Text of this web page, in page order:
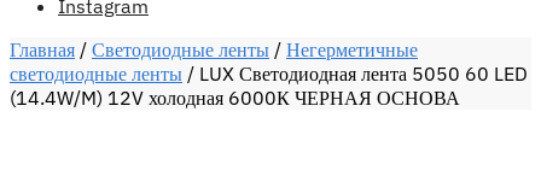
Instagram
Главная / Светодиодные ленты / Негерметичные
светодиодные ленты / LUX Светодиодная лента 5050 60 LED
(14.4W/M) 12V холодная 6000К ЧЕРНАЯ ОСНОВА